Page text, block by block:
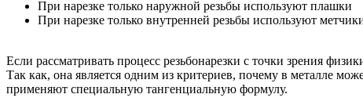
При нарезке только наружной резьбы используют плашки
При нарезке только внутренней резьбы используют
Если рассматривать процесс резьбонарезки с точки зрения
Так как, она является одним из критериев, почему в металле
применяют специальную тангенциальную формулу.